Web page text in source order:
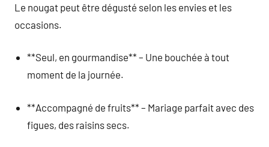
Le nougat peut être dégusté selon les envies et les
occasions.
**Seul, en gourmandise** – Une bouchée à tout
moment de la journée.
**Accompagné de fruits** – Mariage parfait avec des
figues, des raisins secs.